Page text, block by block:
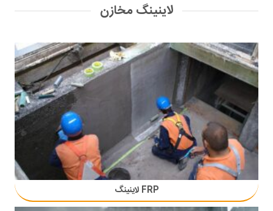
لاینینگ مخازن
FRP لاینینگ